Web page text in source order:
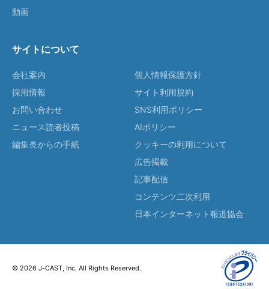
動画
サイトについて
会社案内
採用情報
お問い合わせ
ニュース読者投稿
編集長からの手紙
個人情報保護方針
サイト利用規約
SNS利用ポリシー
AIポリシー
クッキーの利用について
広告掲載
記事配信
コンテンツ二次利用
日本インターネット報道協会
© 2026 J-CAST, Inc. All Rights Reserved.